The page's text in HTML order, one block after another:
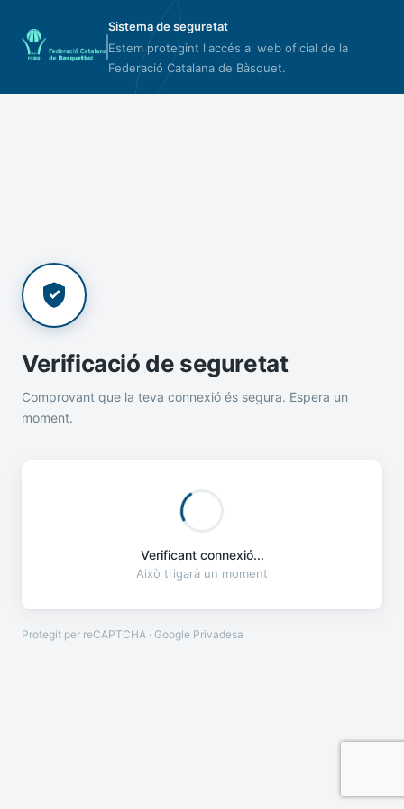
Sistema de seguretat
Estem protegint l'accés al web oficial de la
Federació Catalana de Bàsquet.
Verificació de seguretat
Comprovant que la teva connexió és segura. Espera un
moment.
Verificant connexió...
Això trigarà un moment
Protegit per reCAPTCHA · Google Privadesa